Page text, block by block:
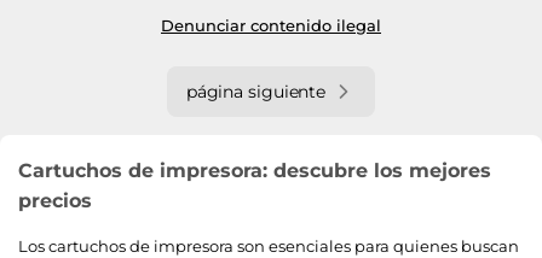
Denunciar contenido ilegal
página siguiente
Cartuchos de impresora: descubre los mejores
precios
Los cartuchos de impresora son esenciales para quienes buscan